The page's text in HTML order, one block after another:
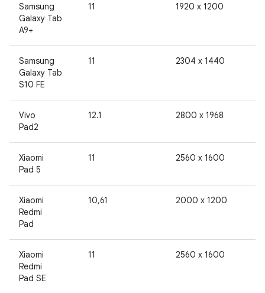
Samsung
Galaxy Tab
A9+
11 1920 x 1200
Samsung
Galaxy Tab
S10 FE
11 2304 x 1440
Vivo
Pad2
12.1 2800 x 1968
Xiaomi
Pad 5
11 2560 x 1600
Xiaomi
Redmi
Pad
10,61 2000 x 1200
Xiaomi
Redmi
Pad SE
11 2560 x 1600